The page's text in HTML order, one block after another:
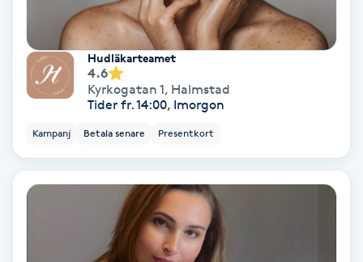
Megavolymfransar
Mesoterapi
Hudläkarteamet
4.6
Kyrkogatan 1, Halmstad
Tider fr. 14:00, Imorgon
Kampanj Betala senare Presentkort